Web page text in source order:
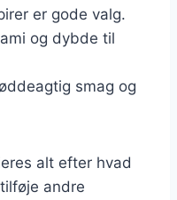
er gode valg.
og dybde til
smag og
alt efter hvad
andre